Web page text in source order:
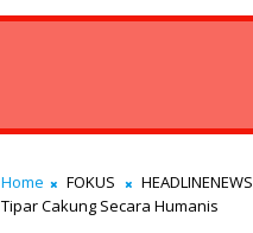
Home FOKUS HEADLINENEWS
Tipar Cakung Secara Humanis